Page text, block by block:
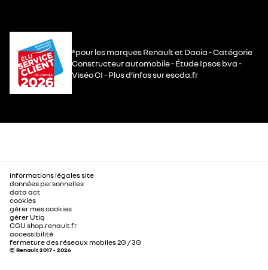
*pour les marques Renault et Dacia - Catégorie
Constructeur automobile - Étude Ipsos bva -
Viséo CI - Plus d’infos sur escda.fr
informations légales site
données personnelles
data act
cookies
gérer mes cookies
gérer Utiq
CGU shop.renault.fr
accessibilité
fermeture des réseaux mobiles 2G / 3G
© Renault 2017 - 2026